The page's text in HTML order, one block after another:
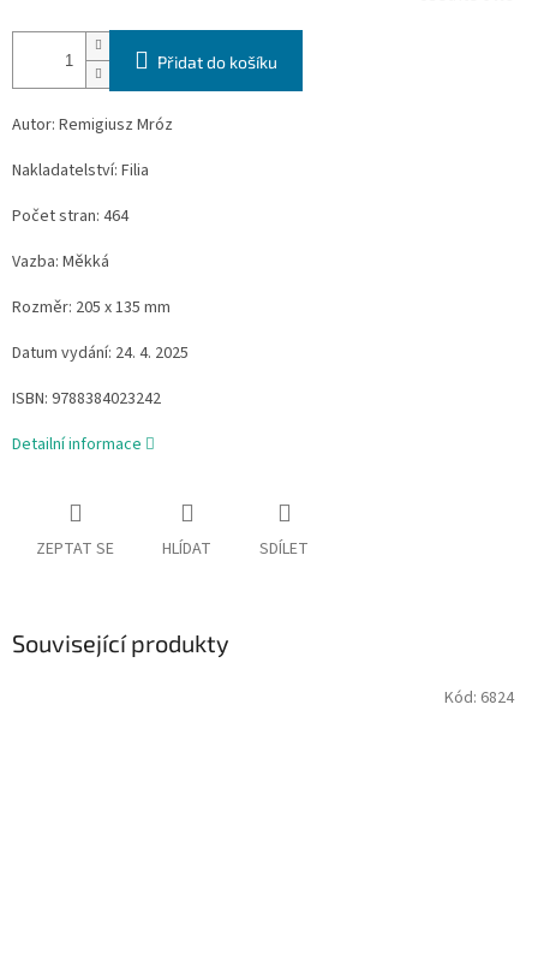
Přidat do košíku
Autor: Remigiusz Mróz
Nakladatelství: Filia
Počet stran: 464
Vazba: Měkká
Rozměr: 205 x 135 mm
Datum vydání: 24. 4. 2025
ISBN: 9788384023242
Detailní informace
ZEPTAT SE HLÍDAT SDÍLET
Související produkty
Kód: 6824